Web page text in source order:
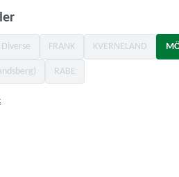
auswählen
ist zurzeit nicht verfügbar.)
Diverse(Diese Option ist zurzeit nicht verfügbar.)
FRANK(Diese Option ist zurzeit nicht
KVERNELAND(Diese Option ist
Option ist zurzeit nicht verfügbar.)
RABE(Diese Option ist zurzeit nicht